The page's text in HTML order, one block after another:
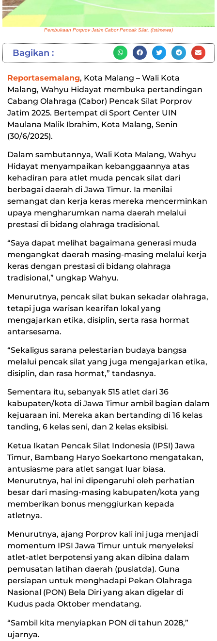
Pembukaan Porprov Jatim Cabor Pencak Silat. (Istimewa)
Bagikan :
Reportasemalang, Kota Malang – Wali Kota
Malang, Wahyu Hidayat membuka pertandingan
Cabang Olahraga (Cabor) Pencak Silat Porprov
Jatim 2025. Bertempat di Sport Center UIN
Maulana Malik Ibrahim, Kota Malang, Senin
(30/6/2025).
Dalam sambutannya, Wali Kota Malang, Wahyu
Hidayat menyampaikan kebanggaannya atas
kehadiran para atlet muda pencak silat dari
berbagai daerah di Jawa Timur. Ia menilai
semangat dan kerja keras mereka mencerminkan
upaya mengharumkan nama daerah melalui
prestasi di bidang olahraga tradisional.
“Saya dapat melihat bagaimana generasi muda
mengangkat daerah masing-masing melalui kerja
keras dengan prestasi di bidang olahraga
tradisional,” ungkap Wahyu.
Menurutnya, pencak silat bukan sekadar olahraga,
tetapi juga warisan kearifan lokal yang
mengajarkan etika, disiplin, serta rasa hormat
antarsesama.
“Sekaligus sarana pelestarian budaya bangsa
melalui pencak silat yang juga mengajarkan etika,
disiplin, dan rasa hormat,” tandasnya.
Sementara itu, sebanyak 515 atlet dari 36
kabupaten/kota di Jawa Timur ambil bagian dalam
kejuaraan ini. Mereka akan bertanding di 16 kelas
tanding, 6 kelas seni, dan 2 kelas eksibisi.
Ketua Ikatan Pencak Silat Indonesia (IPSI) Jawa
Timur, Bambang Haryo Soekartono mengatakan,
antusiasme para atlet sangat luar biasa.
Menurutnya, hal ini dipengaruhi oleh perhatian
besar dari masing-masing kabupaten/kota yang
memberikan bonus menggiurkan kepada
atletnya.
Menurutnya, ajang Porprov kali ini juga menjadi
momentum IPSI Jawa Timur untuk menyeleksi
atlet-atlet berpotensi yang akan dibina dalam
pemusatan latihan daerah (puslatda). Guna
persiapan untuk menghadapi Pekan Olahraga
Nasional (PON) Bela Diri yang akan digelar di
Kudus pada Oktober mendatang.
“Sambil kita menyiapkan PON di tahun 2028,”
ujarnya.